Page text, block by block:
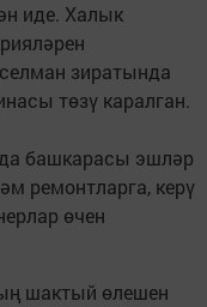
иде. Халык
зиратында
төзү каралган.
башкарасы эшләр
ремонтларга, керү
өчен
шактый өлешен